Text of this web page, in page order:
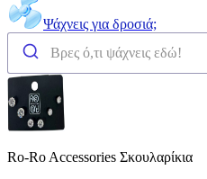
Ψάχνεις για δροσιά;
Ro-Ro Accessories Σκουλαρίκια